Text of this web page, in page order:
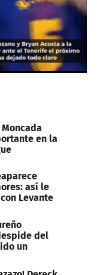
en la
así le
Levante
del
un